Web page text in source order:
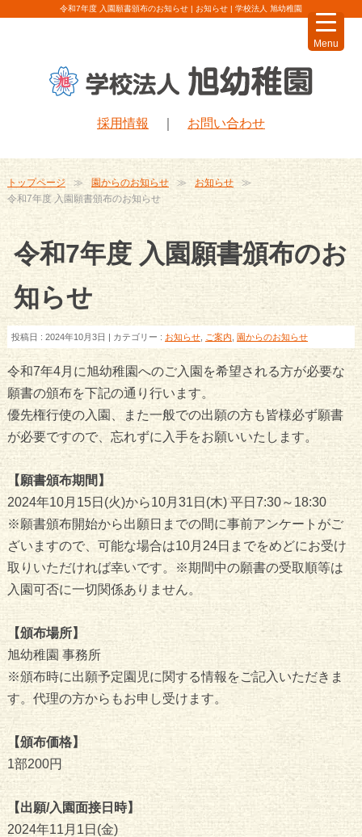
令和7年度 入園願書頒布のお知らせ | お知らせ | 学校法人 旭幼稚園
採用情報 お問い合わせ
トップページ 園からのお知らせ
お知らせ
令和7年度 入園願書頒布のお知らせ
令和7年度 入園願書頒布のお
知らせ
投稿日 : 2024年10月3日 | カテゴリー : お知らせ, ご案内 園からのお知らせ
令和7年4月に旭幼稚園へのご入園を希望される方が必要な
願書の頒布を下記の通り行います。
優先権行使の入園、また一般での出願の方も皆様必ず願書
が必要ですので、忘れずに入手をお願いいたします。
【願書頒布期間】
2024年10月15日(火)から10月31日(木) 平日7:30～18:30
※願書頒布開始から出願日までの間に事前アンケートがご
ざいますので、可能な場合は10月24日までをめどにお受け
取りいただければ幸いです。※期間中の願書の受取順等は
入園可否に一切関係ありません。
【頒布場所】
旭幼稚園 事務所
※頒布時に出願予定園児に関する情報をご記入いただきま
す。代理の方からもお申し受けます。
【頒布価格】
1部200円
【出願/入園面接日時】
2024年11月1日(金)
Menu